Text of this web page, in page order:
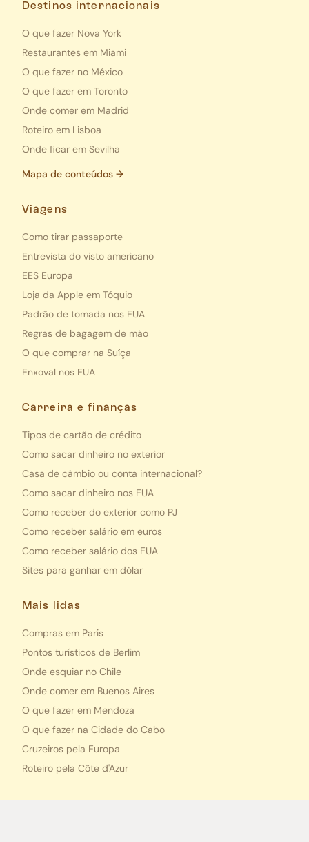
Destinos internacionais
O que fazer Nova York
Restaurantes em Miami
O que fazer no México
O que fazer em Toronto
Onde comer em Madrid
Roteiro em Lisboa
Onde ficar em Sevilha
Mapa de conteúdos →
Viagens
Como tirar passaporte
Entrevista do visto americano
EES Europa
Loja da Apple em Tóquio
Padrão de tomada nos EUA
Regras de bagagem de mão
O que comprar na Suíça
Enxoval nos EUA
Carreira e finanças
Tipos de cartão de crédito
Como sacar dinheiro no exterior
Casa de câmbio ou conta internacional?
Como sacar dinheiro nos EUA
Como receber do exterior como PJ
Como receber salário em euros
Como receber salário dos EUA
Sites para ganhar em dólar
Mais lidas
Compras em Paris
Pontos turísticos de Berlim
Onde esquiar no Chile
Onde comer em Buenos Aires
O que fazer em Mendoza
O que fazer na Cidade do Cabo
Cruzeiros pela Europa
Roteiro pela Côte d'Azur